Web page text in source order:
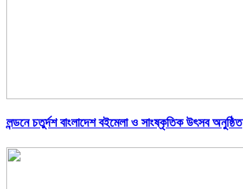
লন্ডনে চতুর্দশ বাংলাদেশ বইমেলা ও সাংষ্কৃতিক উৎসব অনুষ্ঠিত